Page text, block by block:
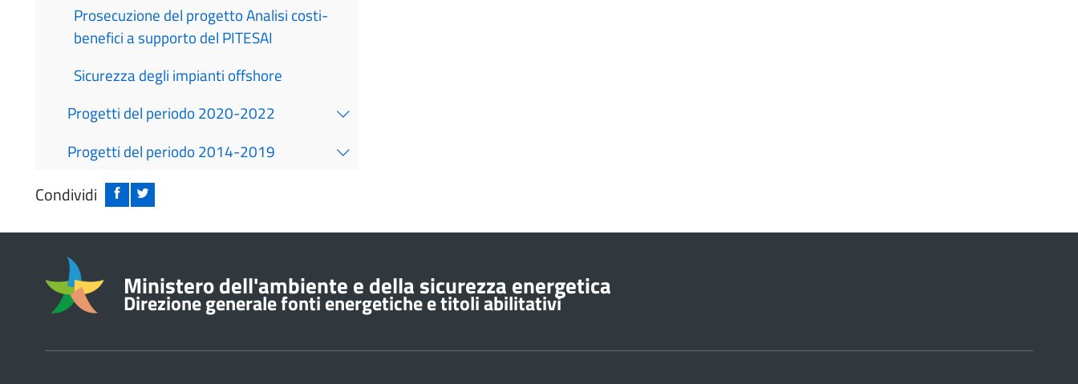
Prosecuzione del progetto Analisi costi-
benefici a supporto del PITESAI
Sicurezza degli impianti offshore
Progetti del periodo 2020-2022
Progetti del periodo 2014-2019
Condividi
Informazioni su
Ministero dell'ambiente e della sicurezza energetica
Direzione generale fonti energetiche e titoli abilitativi